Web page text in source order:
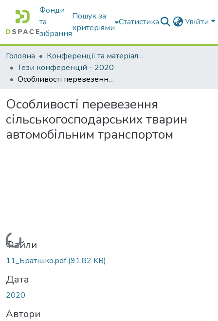
Фонди
та
зібрання
Пошук за
критеріями
Статистика Увійти
Головна
Конференції та матеріали конференцій
Тези конференцій - 2020
Особливості перевезення сільськогосподарських тварин автомобільним транспортом
Особливості перевезення
сільськогосподарських тварин
автомобільним транспортом
Вантажиться...
Файли
11_Братішко.pdf(91,82 KB)
Дата
2020
Автори